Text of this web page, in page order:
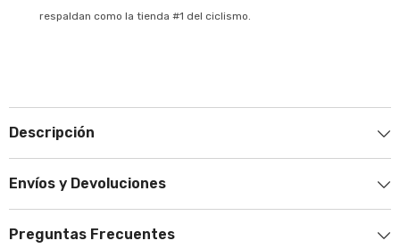
respaldan como la tienda #1 del ciclismo.
Descripción
Envíos y Devoluciones
Preguntas Frecuentes